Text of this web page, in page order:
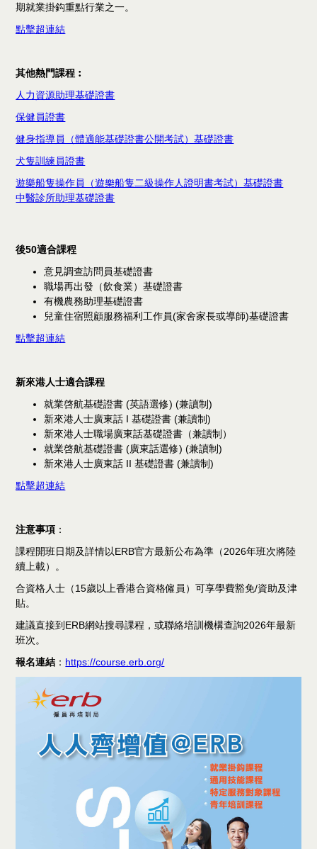
期就業掛鈎重點行業之一。​
點擊超連結
其他熱門課程︰
人力資源助理基礎證書
保健員證書
健身指導員（體適能基礎證書公開考試）基礎證書
犬隻訓練員證書
遊樂船隻操作員（遊樂船隻二級操作人證明書考試）基礎證書
中醫診所助理基礎證書
後50適合課程
意見調查訪問員基礎證書
職場再出發（飲食業）基礎證書
有機農務助理基礎證書
兒童住宿照顧服務福利工作員(家舍家長或導師)基礎證書
點擊超連結
新來港人士適合課程
就業啓航基礎證書 (英語選修) (兼讀制)
新來港人士廣東話 I 基礎證書 (兼讀制)
新來港人士職場廣東話基礎證書（兼讀制）
就業啓航基礎證書 (廣東話選修) (兼讀制)
新來港人士廣東話 II 基礎證書 (兼讀制)
點擊超連結
注意事項 ：
課程開班日期及詳情以ERB官方最新公布為準（2026年班次將陸
續上載）。
合資格人士（15歲以上香港合資格僱員）可享學費豁免/資助及津
貼。
建議直接到ERB網站搜尋課程，或聯絡培訓機構查詢2026年最新
班次。
報名連結 ： https://course.erb.org/